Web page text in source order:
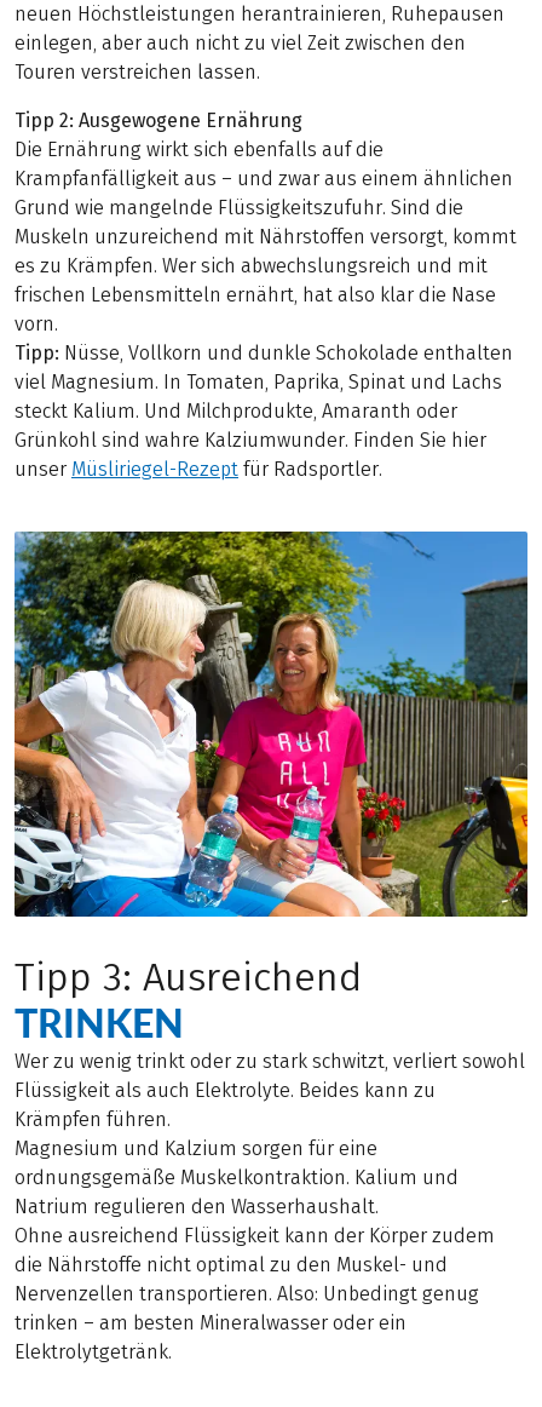
neuen Höchstleistungen herantrainieren, Ruhepausen
einlegen, aber auch nicht zu viel Zeit zwischen den
Touren verstreichen lassen.
Tipp 2: Ausgewogene Ernährung
Die Ernährung wirkt sich ebenfalls auf die
Krampfanfälligkeit aus – und zwar aus einem ähnlichen
Grund wie mangelnde Flüssigkeitszufuhr. Sind die
Muskeln unzureichend mit Nährstoffen versorgt, kommt
es zu Krämpfen. Wer sich abwechslungsreich und mit
frischen Lebensmitteln ernährt, hat also klar die Nase
vorn.
Tipp: Nüsse, Vollkorn und dunkle Schokolade enthalten
viel Magnesium. In Tomaten, Paprika, Spinat und Lachs
steckt Kalium. Und Milchprodukte, Amaranth oder
Grünkohl sind wahre Kalziumwunder. Finden Sie hier
unser Müsliriegel-Rezept für Radsportler.
Tipp 3: Ausreichend
TRINKEN
Wer zu wenig trinkt oder zu stark schwitzt, verliert sowohl
Flüssigkeit als auch Elektrolyte. Beides kann zu
Krämpfen führen.
Magnesium und Kalzium sorgen für eine
ordnungsgemäße Muskelkontraktion. Kalium und
Natrium regulieren den Wasserhaushalt.
Ohne ausreichend Flüssigkeit kann der Körper zudem
die Nährstoffe nicht optimal zu den Muskel- und
Nervenzellen transportieren. Also: Unbedingt genug
trinken – am besten Mineralwasser oder ein
Elektrolytgetränk.